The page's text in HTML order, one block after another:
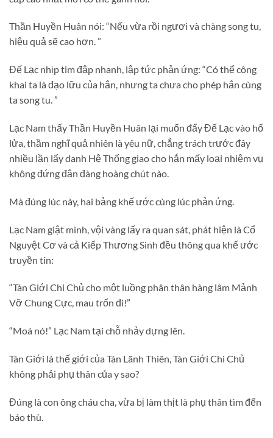
Thần Huyền Huân nói: “Nếu vừa rồi ngươi và chàng song tu,
hiệu quả sẽ cao hơn. ”
Đế Lạc nhịp tim đập nhanh, lập tức phản ứng: “Có thể công
khai ta là đạo lữu của hắn, nhưng ta chưa cho phép hắn cùng
ta song tu. ”
Lạc Nam thấy Thần Huyền Huân lại muốn đẩy Đế Lạc vào hố
lửa, thầm nghĩ quả nhiên là yêu nữ, chẳng trách trước đây
nhiều lần lấy danh Hệ Thống giao cho hắn mấy loại nhiệm vụ
không đứng đắn đàng hoàng chút nào.
Mà đúng lúc này, hai bảng khế ước cùng lúc phản ứng.
Lạc Nam giật mình, vội vàng lấy ra quan sát, phát hiện là Cổ
Nguyệt Cơ và cả Kiếp Thương Sinh đều thông qua khế ước
truyền tin:
“Tàn Giới Chi Chủ cho một luồng phân thân hàng lâm Mảnh
Vỡ Chung Cực, mau trốn đi!”
“Moá nó!” Lạc Nam tại chỗ nhảy dựng lên.
Tàn Giới là thế giới của Tàn Lãnh Thiên, Tàn Giới Chi Chủ
không phải phụ thân của y sao?
Đúng là con ông cháu cha, vừa bị làm thịt là phụ thân tìm đến
báo thù.